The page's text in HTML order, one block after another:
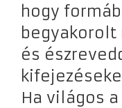
hogy
begyakorolt
és
Ha világos